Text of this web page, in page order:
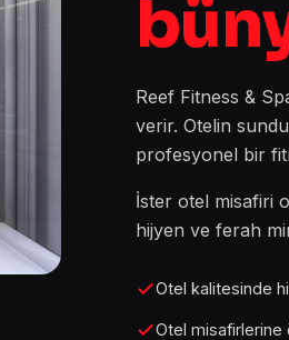
Reef Fitness &
verir. Otelin
profesyonel bir
İster otel misafiri
hijyen ve ferah
Otel kalitesinde
Otel misafirlerine